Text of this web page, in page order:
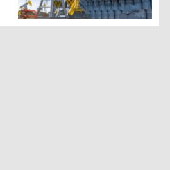
العراق يحتل المرتبة الثالثة